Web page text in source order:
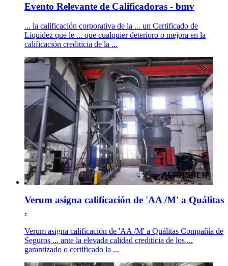
Evento Relevante de Calificadoras - bmv
... la calificación corporativa de la ... un Certificado de
Liquidez que le ... que cualquier deterioro o mejora en la
calificación crediticia de la ...
Verum asigna calificación de 'AA /M' a Quálitas
.
Verum asigna calificación de 'AA /M' a Quálitas Compañía de
Seguros ... ante la elevada calidad crediticia de los ...
garantizado o certificado la ...